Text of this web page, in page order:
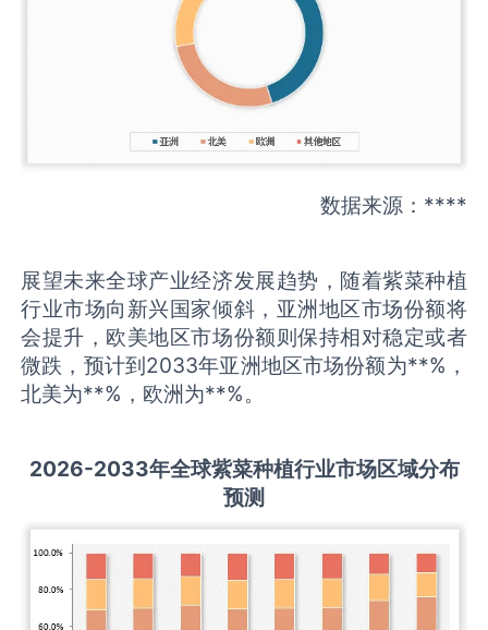
数据来源：****
展望未来全球产业经济发展趋势，随着紫菜种植
行业市场向新兴国家倾斜，亚洲地区市场份额将
会提升，欧美地区市场份额则保持相对稳定或者
微跌，预计到2033年亚洲地区市场份额为**%，
北美为**%，欧洲为**%。
2026-2033年全球紫菜种植行业市场区域分布
预测